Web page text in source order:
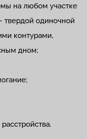
на любом участке
твердой одиночной
контурами,
дном;